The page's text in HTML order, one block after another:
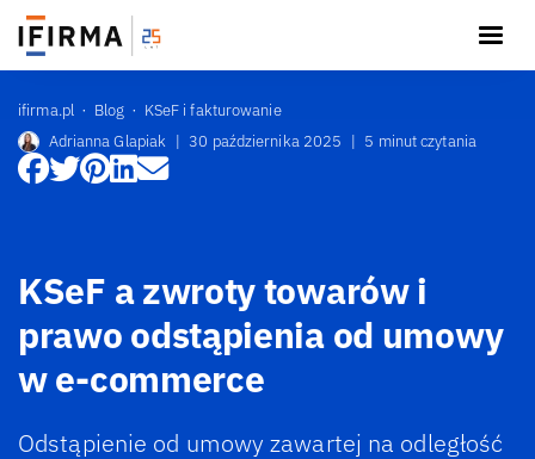
ifirma.pl Blog
KSeF i fakturowanie
Adrianna Glapiak | 30 października 2025 | 5 minut czytania
KSeF a zwroty towarów i
prawo odstąpienia od umowy
w e-commerce
Odstąpienie od umowy zawartej na odległość